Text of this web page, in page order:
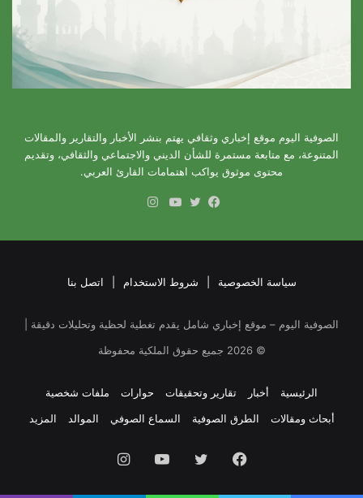
الصوفية اليوم موقع إخباري وثقافي يهتم بنشر الأخبار والتقارير والمقالات
المتنوعة، مع متابعة مستمرة للشأن الديني والاجتماعي والثقافي، وتقديم
محتوى موثوق يواكب اهتمامات القارئ العربي.
سياسة الخصوصية شروط الاستخدام اتصل بنا
الصوفية اليوم – موقع إخباري شامل يقدم تغطية لحظية وتحليلات دقيقة |
©
2026 جميع حقوق الملكية محفوظة
الرئيسية أخبار تقارير وتحقيقات حوارات
ملفات شخصية
أبحاث ومقالات
الطرق الصوفية السماع الصوفي الموالد المزيد
فيسبوك تويتر يوتيوب